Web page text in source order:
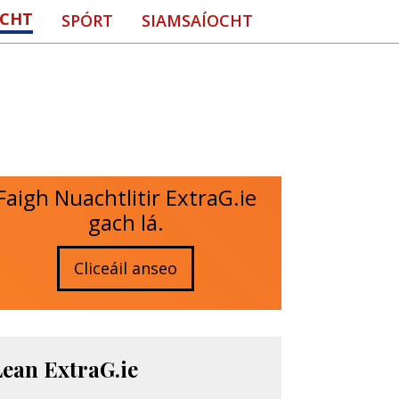
SPÓRT SIAMSAÍOCHT
Nuachtlitir ExtraG.ie
gach lá.
Cliceáil anseo
ExtraG.ie